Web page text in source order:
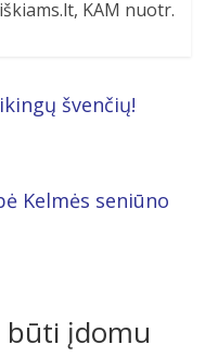
KAM nuotr.
švenčių!
Kelmės seniūno
būti įdomu